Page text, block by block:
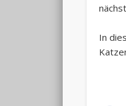
In